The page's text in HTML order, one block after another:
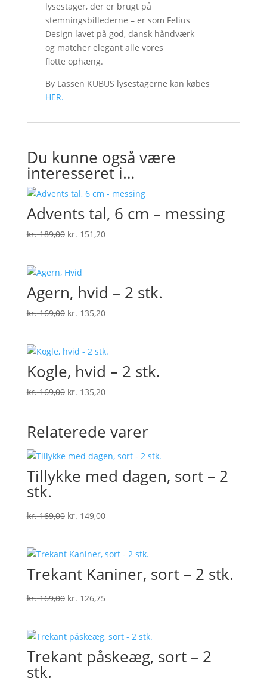
lysestager, der er brugt på
stemningsbillederne – er som Felius
Design lavet på god, dansk håndværk
og matcher elegant alle vores
flotte ophæng.
By Lassen KUBUS lysestagerne kan købes
HER.
Du kunne også være
interesseret i…
Advents tal, 6 cm – messing
kr.189,00 Den
var:
kr. 189,00.
kr. 151,20Den
kr. 151,20.
Agern, hvid – 2 stk.
kr.169,00 Den
var:
kr. 169,00.
kr. 135,20Den
er:
kr. 135,20.
Kogle, hvid – 2 stk.
kr.169,00 Den
var:
kr. 135,20Den
er:
Relaterede varer
Tillykke med dagen, sort – 2
stk.
kr.169,00 Den
var:
kr. 169,00.
kr. 149,00Den
er:
kr. 149,00.
Trekant Kaniner, sort – 2 stk.
kr.169,00 Den
var:
kr. 169,00.
kr. 126,75Den
er:
kr. 126,75.
Trekant påskeæg, sort – 2
stk.